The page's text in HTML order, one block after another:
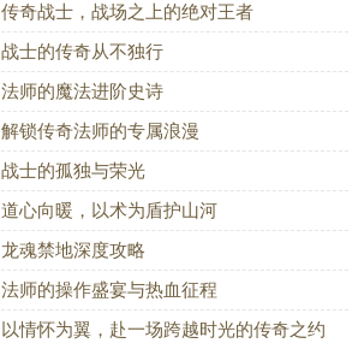
传奇战士，战场之上的绝对王者
战士的传奇从不独行
法师的魔法进阶史诗
解锁传奇法师的专属浪漫
战士的孤独与荣光
道心向暖，以术为盾护山河
龙魂禁地深度攻略
法师的操作盛宴与热血征程
以情怀为翼，赴一场跨越时光的传奇之约